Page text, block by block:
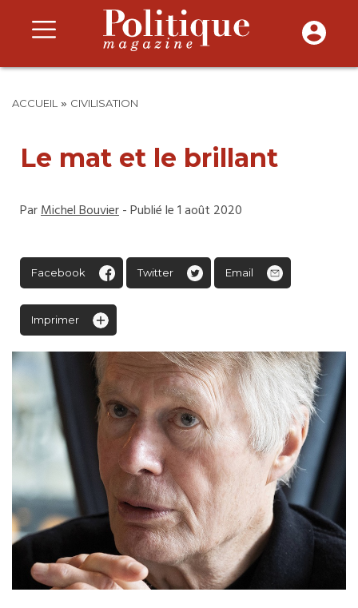
ACCUEIL » CIVILISATION
Le mat et le brillant
ParMichel Bouvier- Publié le 1 août 2020
Facebook Twitter Email
Imprimer